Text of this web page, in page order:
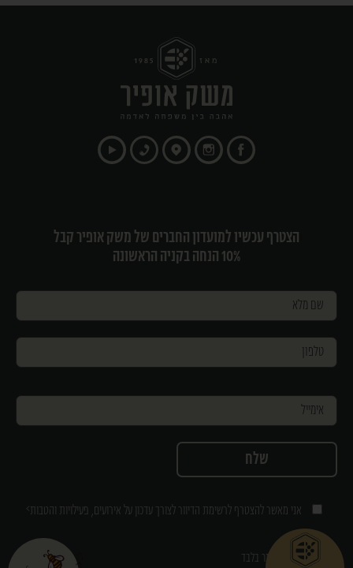
הצטרף עכשיו למועדון החברים של משק אופיר קבל
10% הנחה בקניה הראשונה
אני מאשר להצטרף לרשימת הדיוור לצורך עדכון על אירועים, פעילויות והטבות>
* ההנחה תקפה לאתר בלבד